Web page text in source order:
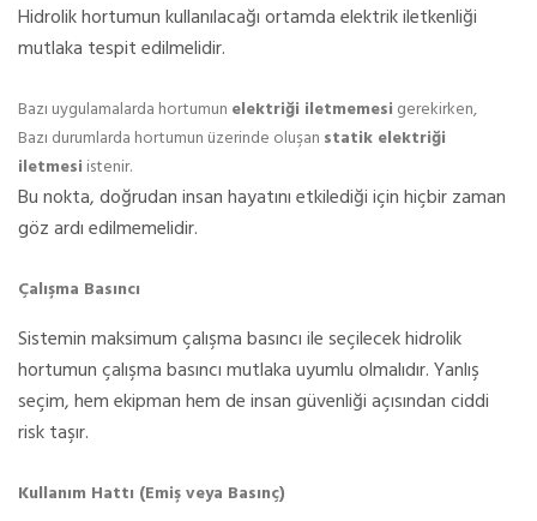
Hidrolik hortumun kullanılacağı ortamda elektrik iletkenliği
mutlaka tespit edilmelidir.
Bazı uygulamalarda hortumun elektriği iletmemesi gerekirken,
Bazı durumlarda hortumun üzerinde oluşan statik elektriği
iletmesi istenir.
Bu nokta, doğrudan insan hayatını etkilediği için hiçbir zaman
göz ardı edilmemelidir.
Çalışma Basıncı
Sistemin maksimum çalışma basıncı ile seçilecek hidrolik
hortumun çalışma basıncı mutlaka uyumlu olmalıdır. Yanlış
seçim, hem ekipman hem de insan güvenliği açısından ciddi
risk taşır.
Kullanım Hattı (Emiş veya Basınç)